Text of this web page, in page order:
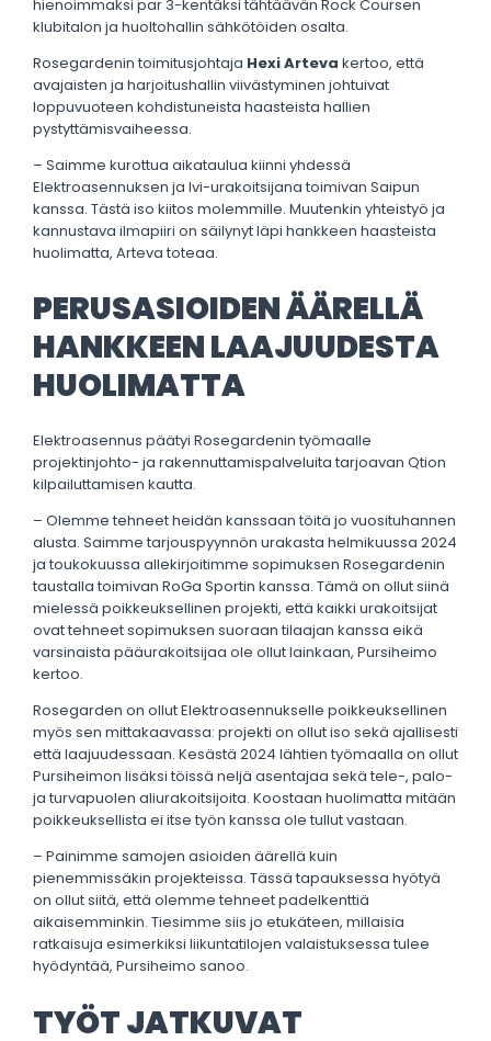
hienoimmaksi par 3-kentäksi tähtäävän Rock Coursen
klubitalon ja huoltohallin sähkötöiden osalta.
Rosegardenin toimitusjohtaja Hexi Arteva kertoo, että
avajaisten ja harjoitushallin viivästyminen johtuivat
loppuvuoteen kohdistuneista haasteista hallien
pystyttämisvaiheessa.
– Saimme kurottua aikataulua kiinni yhdessä
Elektroasennuksen ja lvi-urakoitsijana toimivan Saipun
kanssa. Tästä iso kiitos molemmille. Muutenkin yhteistyö ja
kannustava ilmapiiri on säilynyt läpi hankkeen haasteista
huolimatta, Arteva toteaa.
PERUSASIOIDEN ÄÄRELLÄ
HANKKEEN LAAJUUDESTA
HUOLIMATTA
Elektroasennus päätyi Rosegardenin työmaalle
projektinjohto- ja rakennuttamispalveluita tarjoavan Qtion
kilpailuttamisen kautta.
– Olemme tehneet heidän kanssaan töitä jo vuosituhannen
alusta. Saimme tarjouspyynnön urakasta helmikuussa 2024
ja toukokuussa allekirjoitimme sopimuksen Rosegardenin
taustalla toimivan RoGa Sportin kanssa. Tämä on ollut siinä
mielessä poikkeuksellinen projekti, että kaikki urakoitsijat
ovat tehneet sopimuksen suoraan tilaajan kanssa eikä
varsinaista pääurakoitsijaa ole ollut lainkaan, Pursiheimo
kertoo.
Rosegarden on ollut Elektroasennukselle poikkeuksellinen
myös sen mittakaavassa: projekti on ollut iso sekä ajallisesti
että laajuudessaan. Kesästä 2024 lähtien työmaalla on ollut
Pursiheimon lisäksi töissä neljä asentajaa sekä tele-, palo-
ja turvapuolen aliurakoitsijoita. Koostaan huolimatta mitään
poikkeuksellista ei itse työn kanssa ole tullut vastaan.
– Painimme samojen asioiden äärellä kuin
pienemmissäkin projekteissa. Tässä tapauksessa hyötyä
on ollut siitä, että olemme tehneet padelkenttiä
aikaisemminkin. Tiesimme siis jo etukäteen, millaisia
ratkaisuja esimerkiksi liikuntatilojen valaistuksessa tulee
hyödyntää, Pursiheimo sanoo.
TYÖT JATKUVAT